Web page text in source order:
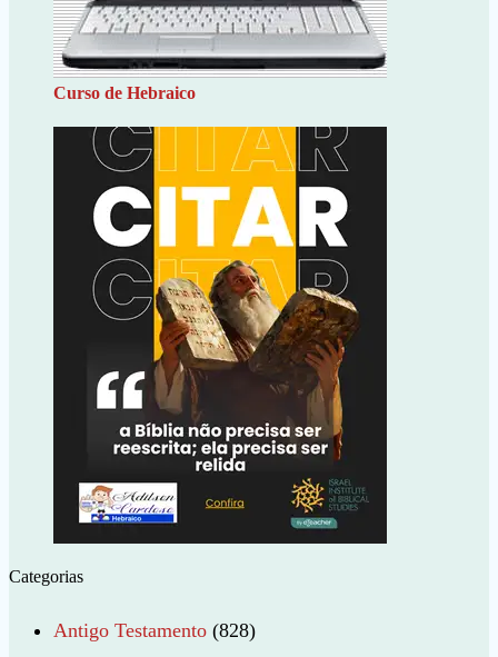
Curso de Hebraico
Categorias
Antigo Testamento (828)